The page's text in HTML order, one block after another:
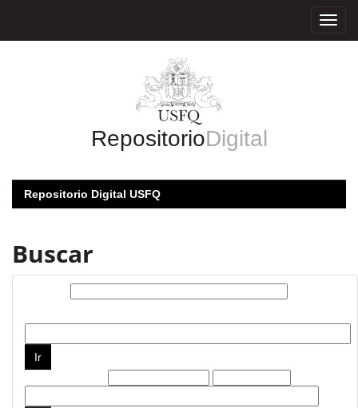
RepositorioDigital
Repositorio Digital USFQ
Buscar